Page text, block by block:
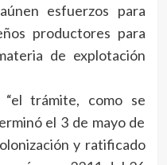
esfuerzos para
productores para
de explotación
“el trámite, como se
el 3 de mayo de
y ratificado